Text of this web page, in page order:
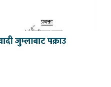
जुम्लाबाट पक्राउ